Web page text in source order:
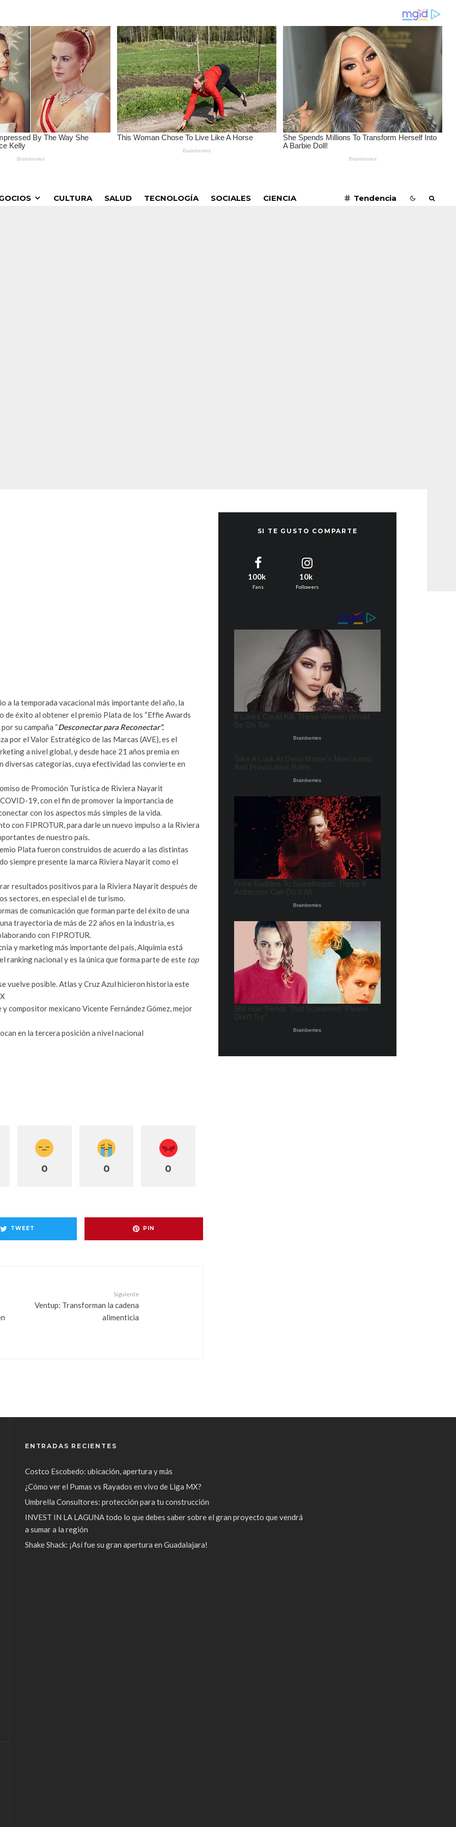
CULTURA SALUD TECNOLOGÍA SOCIALES CIENCIA Tendencia
a la temporada vacacional más importante del año, la
de éxito al obtener el premio Plata de los “Effie Awards
su campaña “Desconectar para Reconectar”.
por el Valor Estratégico de las Marcas (AVE), es el
a nivel global, y desde hace 21 años premia en
diversas categorías, cuya efectividad las convierte en
de Promoción Turística de Riviera Nayarit
19, con el fin de promover la importancia de
con los aspectos más simples de la vida.
con FIPROTUR, para darle un nuevo impulso a la Riviera
de nuestro país.
Plata fueron construidos de acuerdo a las distintas
siempre presente la marca Riviera Nayarit como el
resultados positivos para la Riviera Nayarit después de
sectores, en especial el de turismo.
de comunicación que forman parte del éxito de una
trayectoria de más de 22 años en la industria, es
con FIPROTUR.
y marketing más importante del país, Alquimia está
ranking nacional y es la única que forma parte de este top
vuelve posible. Atlas y Cruz Azul hicieron historia este
compositor mexicano Vicente Fernández Gómez, mejor
en la tercera posición a nivel nacional
0 0 0
TWEET PIN
Siguiente
Ventup: Transforman la cadena
alimenticia
SI TE GUSTO COMPARTE
100k
Fans
10k
Followers
ENTRADAS RECIENTES
Costco Escobedo: ubicación, apertura y más
¿Cómo ver el Pumas vs Rayados en vivo de Liga MX?
Umbrella Consultores: protección para tu construcción
INVEST IN LA LAGUNA todo lo que debes saber sobre el gran proyecto que vendrá
a sumar a la región
Shake Shack: ¡Así fue su gran apertura en Guadalajara!